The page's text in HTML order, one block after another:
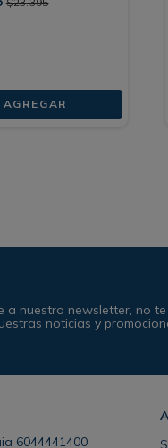
AGREGAR
a nuestro newsletter, no te
noticias y
6044441400